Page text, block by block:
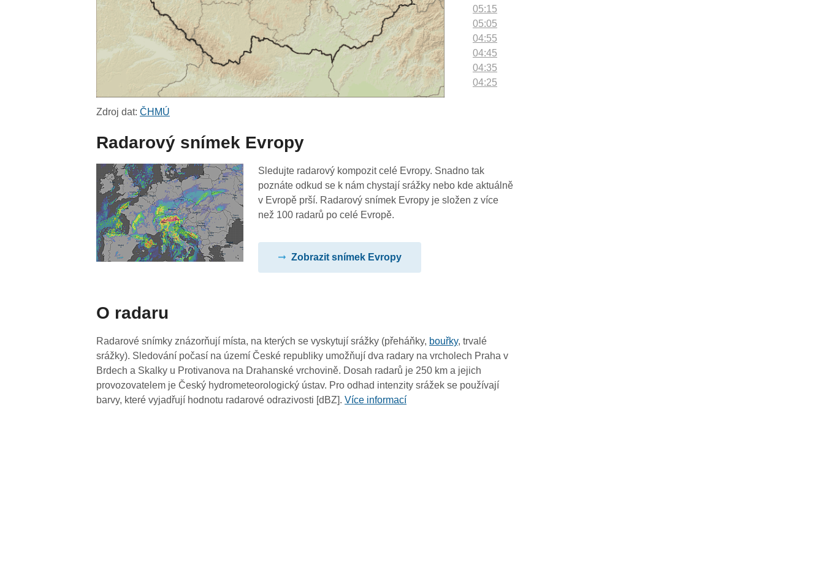
05:15
05:05
04:55
04:45
04:35
04:25
03:25
03:15
03:05
01:25
01:15
01:05
00:55
Zdroj dat:ČHMÚ
Radarový snímek Evropy
Sledujte radarový kompozit celé Evropy. Snadno tak
poznáte odkud se k nám chystají srážky nebo kde aktuálně
v Evropě prší. Radarový snímek Evropy je složen z více
než 100 radarů po celé Evropě.
Zobrazit snímek Evropy
O radaru
Radarové snímky znázorňují místa, na kterých se vyskytují srážky (přeháňky, bouřky, trvalé
srážky). Sledování počasí na území České republiky umožňují dva radary na vrcholech Praha v
Brdech a Skalky u Protivanova na Drahanské vrchovině. Dosah radarů je 250 km a jejich
provozovatelem je Český hydrometeorologický ústav. Pro odhad intenzity srážek se používají
barvy, které vyjadřují hodnotu radarové odrazivosti [dBZ].Více informací